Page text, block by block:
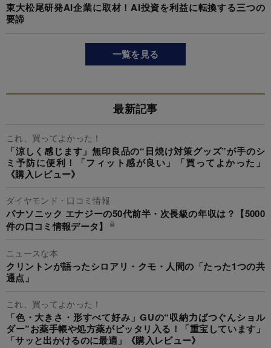
東大松尾研発AI企業に取材！AI投資を利益に転換する三つの
要諦
一覧を見る
最新記事
これ、買ってよかった！
「涼しく感じます」無印良品の“日焼け対策グッズ”が手のシ
ミ予防に便利！「フィット感が良い」「買ってよかった」
《購入レビュー》
ダイヤモンド・口コミ情報
パナソニック エナジーの50代前半・次長級の年収は？【5000
件の口コミ情報データ】
ニュースな本
クリントンが語ったシロアリ・クモ・人間の「たった1つの共
通点」
これ、買ってよかった！
「色・大きさ・形すべて好み」GUの“収納力ばつぐんショル
ダー”お薬手帳や処方薬がピッタリ入る！「重宝しています」
「サッと出かけるのに最適」《購入レビュー》